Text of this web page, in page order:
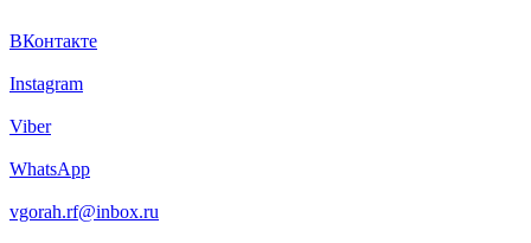
ВКонтакте
Instagram
Viber
WhatsApp
vgorah.rf@inbox.ru